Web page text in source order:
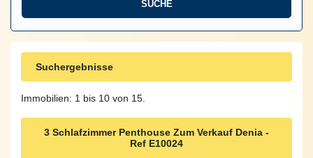
Suchergebnisse
Immobilien: 1 bis 10 von 15.
3 Schlafzimmer Penthouse Zum Verkauf Denia -
Ref E10024